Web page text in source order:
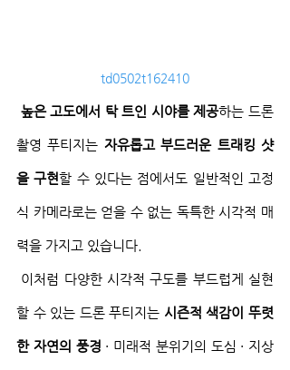
td0502t162410
높은 고도에서 탁 트인 시야를 제공하는 드론
촬영 푸티지는 자유롭고 부드러운 트래킹 샷
을 구현할 수 있다는 점에서도 일반적인 고정
식 카메라로는 얻을 수 없는 독특한 시각적 매
력을 가지고 있습니다.
할 수 있는 드론 푸티지는 시즌적 색감이 뚜렷
한 자연의 풍경 · 미래적 분위기의 도심 · 지상